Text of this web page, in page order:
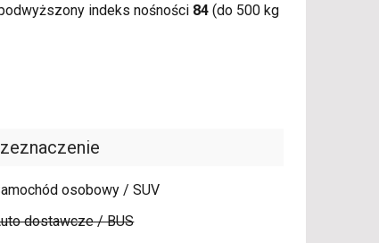
indeks nośności 84 (do 500 kg
osobowy / SUV
dostawcze / BUS